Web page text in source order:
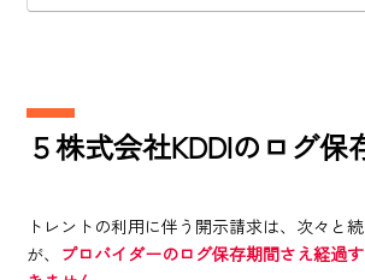
５株式会社KDDIのログ保
トレントの利用に伴う開示請求は、次々と
が、 プロバイダーのログ保存期間さえ経過